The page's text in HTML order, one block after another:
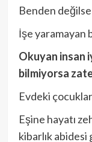
Benden değilse
İşe yaramayan
Okuyan insan
bilmiyorsa
Evdeki
Eşine hayatı
kibarlık